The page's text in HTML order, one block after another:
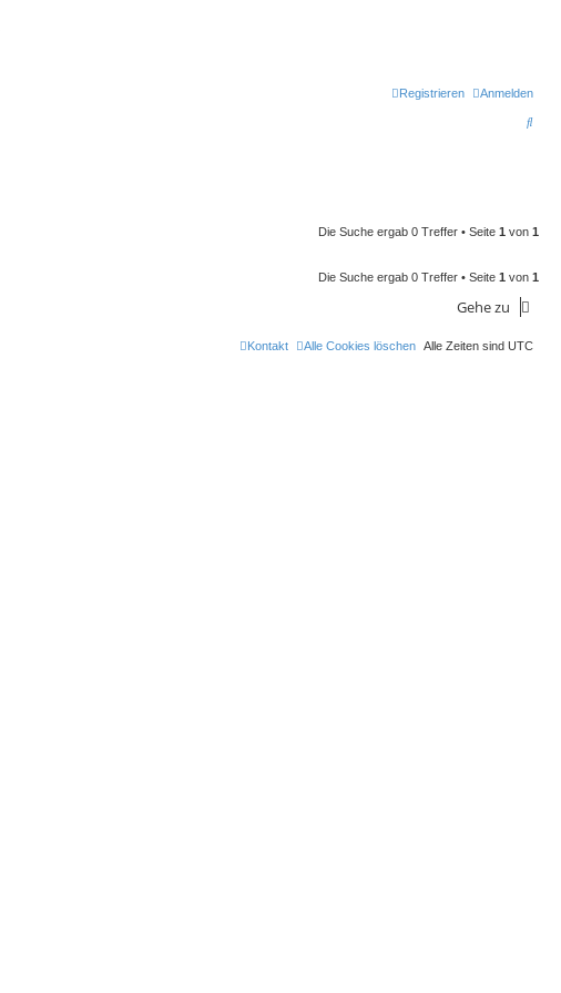
Anmelden
Registrieren
S
e
Die Suche ergab 0 Treffer • Seite 1 von 1
Die Suche ergab 0 Treffer • Seite 1 von 1
Gehe zu
Alle Zeiten sind UTC
Alle Cookies löschen
Kontakt